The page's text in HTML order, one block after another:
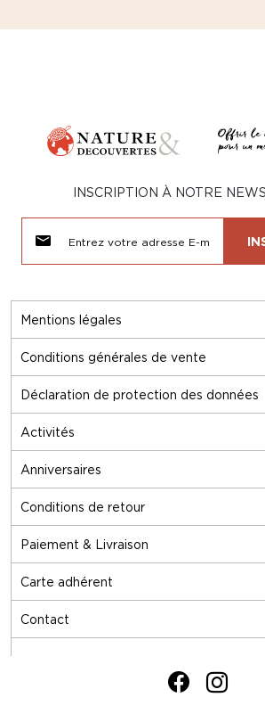
Mentions légales
Conditions générales de vente
Déclaration de protection des données
Activités
Anniversaires
Conditions de retour
Paiement & Livraison
Carte adhérent
Contact
INSCRIPTION À NOTRE